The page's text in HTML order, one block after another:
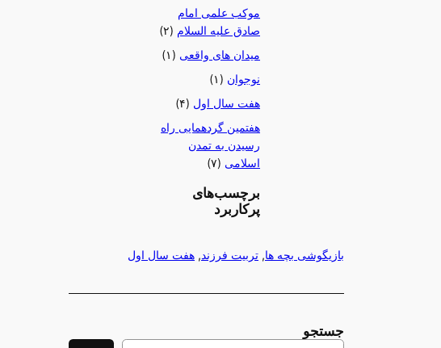
موکب علمی امام
صادق علیه السلام (۲)
میدان های واقعی (۱)
نوجوان (۱)
هفت سال اول (۴)
هفتمین گردهمایی راه
رسیدن به تمدن
اسلامی (۷)
برچسب‌های
پرکاربرد
بازیگوشی بچه ها, تربیت فرزند, هفت سال اول
جستجو